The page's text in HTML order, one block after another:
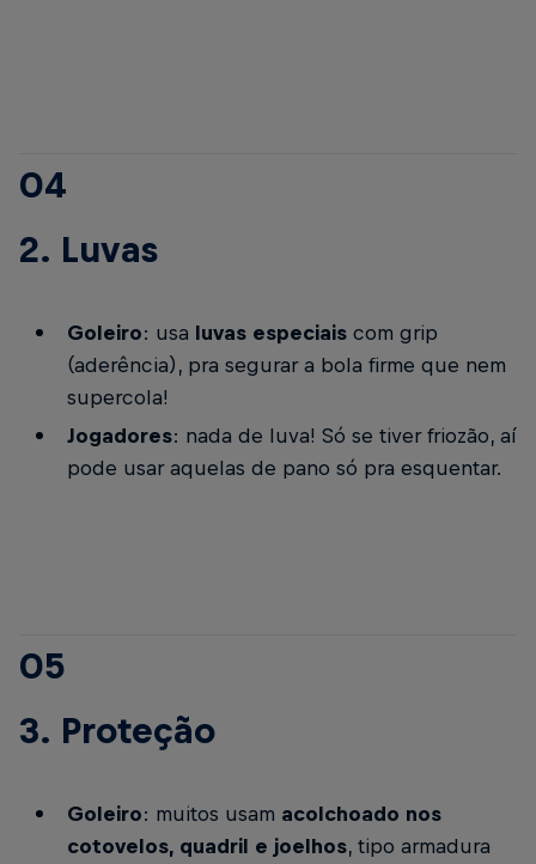
04
2. Luvas
Goleiro: usa luvas especiaiscom grip
(aderência), pra segurar a bola firme que nem
supercola!
Jogadores: nada de luva! Só se tiver friozão, aí
pode usar aquelas de pano só pra esquentar.
05
3. Proteção
Goleiro: muitos usam acolchoado nos
cotovelos, quadril e joelhos, tipo armadura